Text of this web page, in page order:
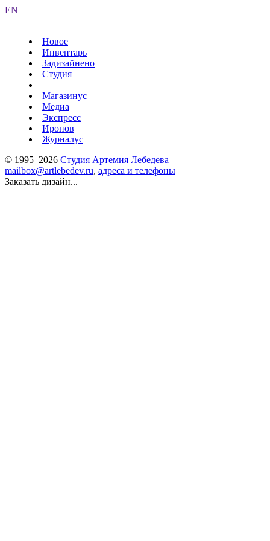
EN
Новое
Инвентарь
Задизайнено
Студия
Магазинус
Медиа
Экспресс
Иронов
Журналус
© 1995–2026 Студия Артемия Лебедева
mailbox@artlebedev.ru, адреса и телефоны
Заказать дизайн...